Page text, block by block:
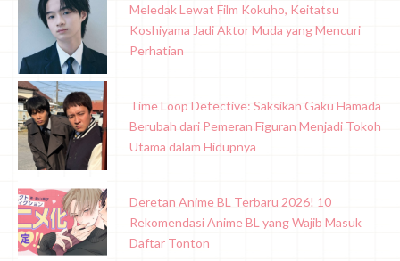
Meledak Lewat Film Kokuho, Keitatsu
Koshiyama Jadi Aktor Muda yang Mencuri
Perhatian
Time Loop Detective: Saksikan Gaku Hamada
Berubah dari Pemeran Figuran Menjadi Tokoh
Utama dalam Hidupnya
Deretan Anime BL Terbaru 2026! 10
Rekomendasi Anime BL yang Wajib Masuk
Daftar Tonton